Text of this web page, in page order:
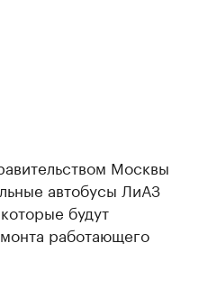
Москвы
автобусы ЛиАЗ
будут
работающего